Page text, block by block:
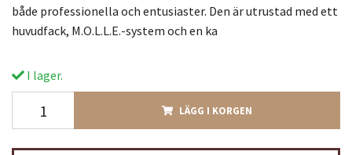
både professionella och entusiaster. Den är utrustad med ett
huvudfack, M.O.L.L.E.-system och en ka
I lager.
LÄGG I KORGEN